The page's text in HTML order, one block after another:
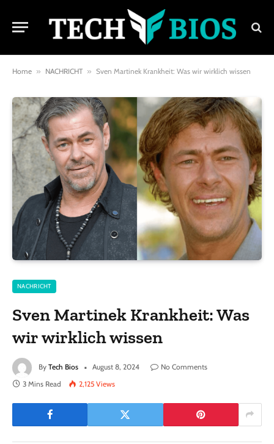
Home » NACHRICHT » Sven Martinek Krankheit: Was wir wirklich wissen
NACHRICHT
Sven Martinek Krankheit: Was
wir wirklich wissen
By Tech Bios August 8, 2024
No Comments
3 Mins Read
2,125 Views